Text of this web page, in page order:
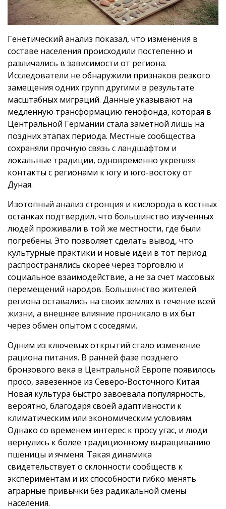
Генетический анализ показал, что изменения в
составе населения происходили постепенно и
различались в зависимости от региона.
Исследователи не обнаружили признаков резкого
замещения одних групп другими в результате
масштабных миграций. Данные указывают на
медленную трансформацию генофонда, которая в
Центральной Германии стала заметной лишь на
поздних этапах периода. Местные сообщества
сохраняли прочную связь с ландшафтом и
локальные традиции, одновременно укрепляя
контакты с регионами к югу и юго-востоку от
Дуная.
Изотопный анализ стронция и кислорода в костных
останках подтвердил, что большинство изученных
людей проживали в той же местности, где были
погребены. Это позволяет сделать вывод, что
культурные практики и новые идеи в тот период
распространялись скорее через торговлю и
социальное взаимодействие, а не за счет массовых
перемещений народов. Большинство жителей
региона оставались на своих землях в течение всей
жизни, а внешнее влияние проникало в их быт
через обмен опытом с соседями.
Одним из ключевых открытий стало изменение
рациона питания. В ранней фазе позднего
бронзового века в Центральной Европе появилось
просо, завезенное из Северо-Восточного Китая.
Новая культура быстро завоевала популярность,
вероятно, благодаря своей адаптивности к
климатическим или экономическим условиям.
Однако со временем интерес к просу угас, и люди
вернулись к более традиционному выращиванию
пшеницы и ячменя. Такая динамика
свидетельствует о склонности сообществ к
экспериментам и их способности гибко менять
аграрные привычки без радикальной смены
населения.